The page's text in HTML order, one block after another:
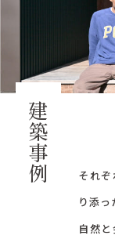
建築事例
それ
り添っ
自然